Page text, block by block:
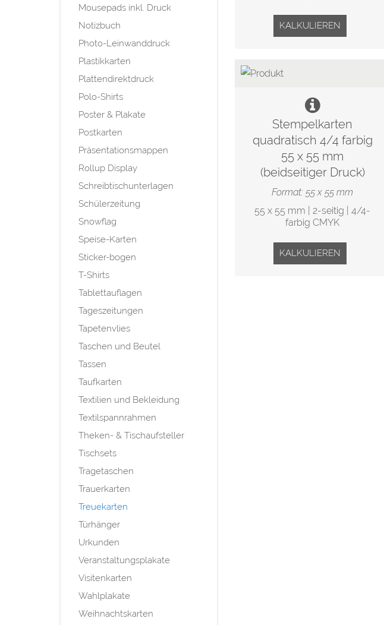
Mousepads inkl. Druck
Notizbuch
Photo-Leinwanddruck
Plastikkarten
Plattendirektdruck
Polo-Shirts
Poster & Plakate
Postkarten
Präsentationsmappen
Rollup Display
Schreibtischunterlagen
Schülerzeitung
Snowflag
Speise-Karten
Sticker-bogen
T-Shirts
Tablettauflagen
Tageszeitungen
Tapetenvlies
Taschen und Beutel
Tassen
Taufkarten
Textilien und Bekleidung
Textilspannrahmen
Theken- & Tischaufsteller
Tischsets
Tragetaschen
Trauerkarten
Treuekarten
Türhänger
Urkunden
Veranstaltungsplakate
Visitenkarten
Wahlplakate
Weihnachtskarten
KALKULIEREN
Stempelkarten
quadratisch 4/4 farbig
55 x 55 mm
(beidseitiger Druck)
Format: 55 x 55 mm
55 x 55 mm | 2-seitig | 4/4-
farbig CMYK
KALKULIEREN